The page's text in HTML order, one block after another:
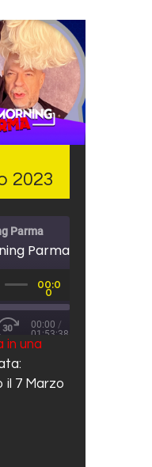
2023
Parma
Parma 7 Marzo
00:0
0
10 SECONDS
FAST FORWARD 30
00:00 /
01:53:38
SHARE
in una
il 7 Marzo